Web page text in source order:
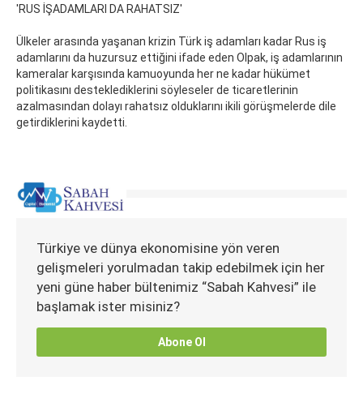
'RUS İŞADAMLARI DA RAHATSIZ'
Ülkeler arasında yaşanan krizin Türk iş adamları kadar Rus iş
adamlarını da huzursuz ettiğini ifade eden Olpak, iş adamlarının
kameralar karşısında kamuoyunda her ne kadar hükümet
politikasını desteklediklerini söyleseler de ticaretlerinin
azalmasından dolayı rahatsız olduklarını ikili görüşmelerde dile
getirdiklerini kaydetti.
Türkiye ve dünya ekonomisine yön veren
gelişmeleri yorulmadan takip edebilmek için her
yeni güne haber bültenimiz “Sabah Kahvesi” ile
başlamak ister misiniz?
Abone Ol